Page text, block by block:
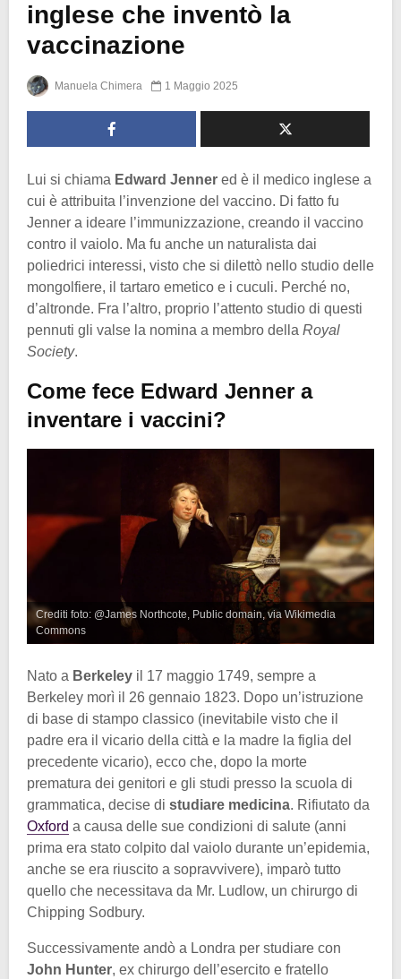
inglese che inventò la
vaccinazione
Manuela Chimera 1 Maggio 2025
Lui si chiama Edward Jenner ed è il medico inglese a
cui è attribuita l’invenzione del vaccino. Di fatto fu
Jenner a ideare l’immunizzazione, creando il vaccino
contro il vaiolo. Ma fu anche un naturalista dai
poliedrici interessi, visto che si dilettò nello studio delle
mongolfiere, il tartaro emetico e i cuculi. Perché no,
d’altronde. Fra l’altro, proprio l’attento studio di questi
pennuti gli valse la nomina a membro della Royal
Society.
Come fece Edward Jenner a
inventare i vaccini?
Crediti foto: @James Northcote, Public domain, via Wikimedia
Commons
Nato a Berkeley il 17 maggio 1749, sempre a
Berkeley morì il 26 gennaio 1823. Dopo un’istruzione
di base di stampo classico (inevitabile visto che il
padre era il vicario della città e la madre la figlia del
precedente vicario), ecco che, dopo la morte
prematura dei genitori e gli studi presso la scuola di
grammatica, decise di studiare medicina. Rifiutato da
Oxford a causa delle sue condizioni di salute (anni
prima era stato colpito dal vaiolo durante un’epidemia,
anche se era riuscito a sopravvivere), imparò tutto
quello che necessitava da Mr. Ludlow, un chirurgo di
Chipping Sodbury.
Successivamente andò a Londra per studiare con
John Hunter, ex chirurgo dell’esercito e fratello